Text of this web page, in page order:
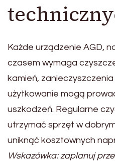
Każde urządzenie AGD,
czasem wymaga
kamień, zanieczyszczenia
użytkowanie mogą
uszkodzeń. Regularne
utrzymać sprzęt w
uniknąć kosztownych
Wskazówka: zaplanuj